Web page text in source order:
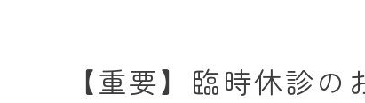
【重要】臨時休診の